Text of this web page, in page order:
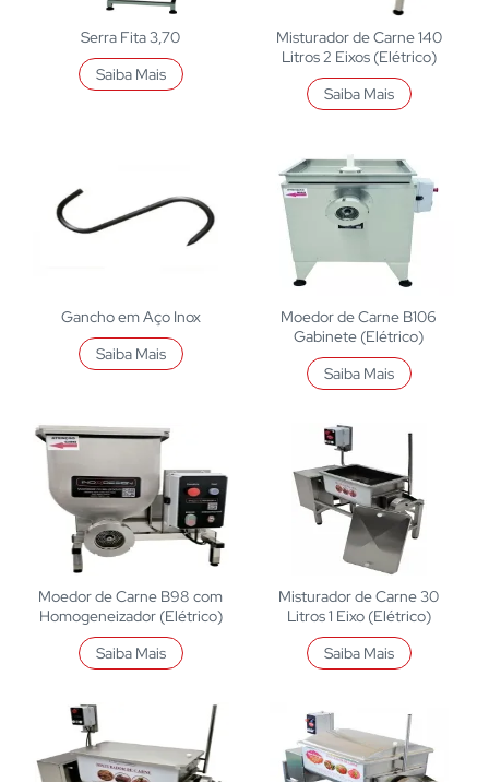
Serra Fita 3,70
Saiba Mais
Misturador de Carne 140
Litros 2 Eixos (Elétrico)
Saiba Mais
Gancho em Aço Inox
Saiba Mais
Moedor de Carne B106
Gabinete (Elétrico)
Saiba Mais
Moedor de Carne B98 com
Homogeneizador (Elétrico)
Saiba Mais
Misturador de Carne 30
Litros 1 Eixo (Elétrico)
Saiba Mais